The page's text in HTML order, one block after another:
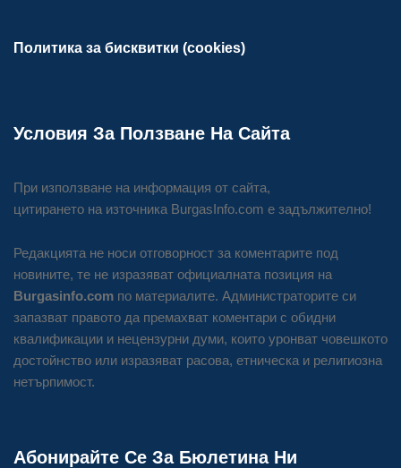
Политика за бисквитки (cookies)
Условия За Ползване На Сайта
При използване на информация от сайта,
цитирането на източника BurgasInfo.com е задължително!
Редакцията не носи отговорност за коментарите под
новините, те не изразяват официалната позиция на
Burgasinfo.com по материалите. Администраторите си
запазват правото да премахват коментари с обидни
квалификации и нецензурни думи, които уронват човешкото
достойнство или изразяват расова, етническа и религиозна
нетърпимост.
Абонирайте Се За Бюлетина Ни